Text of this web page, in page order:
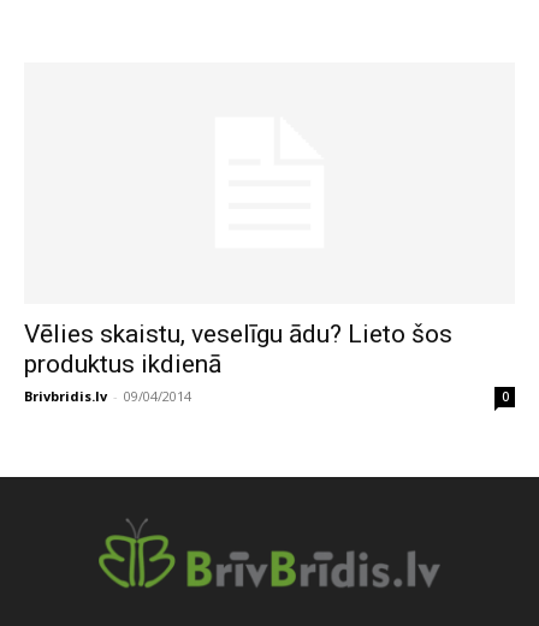
Vēlies skaistu, veselīgu ādu? Lieto šos
produktus ikdienā
Brivbridis.lv - 09/04/2014 0